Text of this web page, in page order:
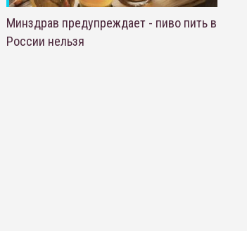
Минздрав предупреждает - пиво пить в
России нельзя